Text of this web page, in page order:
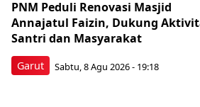
Garut
PNM Peduli Renovasi Masjid
Annajatul Faizin, Dukung
Santri dan Masyarakat
Sabtu, 8 Agu 2026 - 19:18